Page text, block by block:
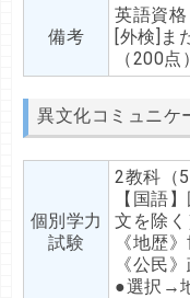
備考
英語資
[外検]ま
（200点）
異文化コミュニケ
個別学力
試験
2教科（
【国語
文を除く
《地歴
《公民
●選択→